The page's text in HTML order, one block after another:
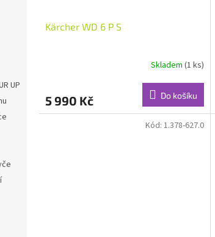
UP
Kärcher WD 6 P S
Skladem (1 ks)
5 990 Kč Do košíku
Kód: 1.378-627.0